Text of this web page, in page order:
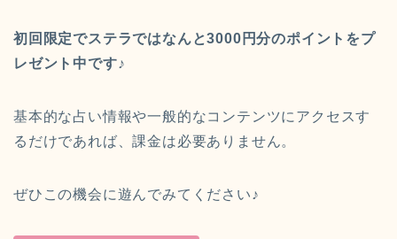
初回限定でステラではなんと3000円分のポイント をプ
レゼント中です♪
基本的な占い情報や一般的なコンテンツにアクセスす
るだけであれば、課金は必要ありません。
ぜひこの機会に遊んでみてください♪